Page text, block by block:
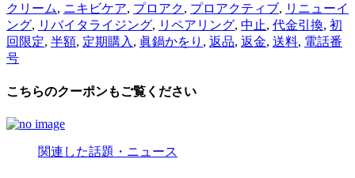
クリーム, ニキビケア, プロアク, プロアクティブ, リニューイ
ング, リバイタライジング, リペアリング, 中止, 代金引換, 初
回限定, 半額, 定期購入 , 眞鍋かをり , 返品, 返金, 送料, 電話番
号
こちらのクーポンもご覧ください
関連した話題・ニュース